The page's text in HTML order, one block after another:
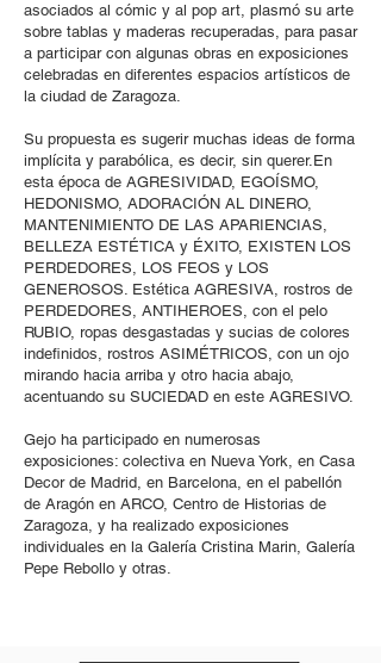
asociados al cómic y al pop art, plasmó su arte
sobre tablas y maderas recuperadas, para pasar
a participar con algunas obras en exposiciones
celebradas en diferentes espacios artísticos de
la ciudad de Zaragoza.
Su propuesta es sugerir muchas ideas de forma
implícita y parabólica, es decir, sin querer.En
esta época de AGRESIVIDAD, EGOÍSMO,
HEDONISMO, ADORACIÓN AL DINERO,
MANTENIMIENTO DE LAS APARIENCIAS,
BELLEZA ESTÉTICA y ÉXITO, EXISTEN LOS
PERDEDORES, LOS FEOS y LOS
GENEROSOS. Estética AGRESIVA, rostros de
PERDEDORES, ANTIHEROES, con el pelo
RUBIO, ropas desgastadas y sucias de colores
indefinidos, rostros ASIMÉTRICOS, con un ojo
mirando hacia arriba y otro hacia abajo,
acentuando su SUCIEDAD en este AGRESIVO.
Gejo ha participado en numerosas
exposiciones: colectiva en Nueva York, en Casa
Decor de Madrid, en Barcelona, en el pabellón
de Aragón en ARCO, Centro de Historias de
Zaragoza, y ha realizado exposiciones
individuales en la Galería Cristina Marin, Galería
Pepe Rebollo y otras.